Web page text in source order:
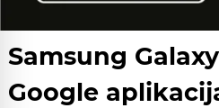
Samsung
Google